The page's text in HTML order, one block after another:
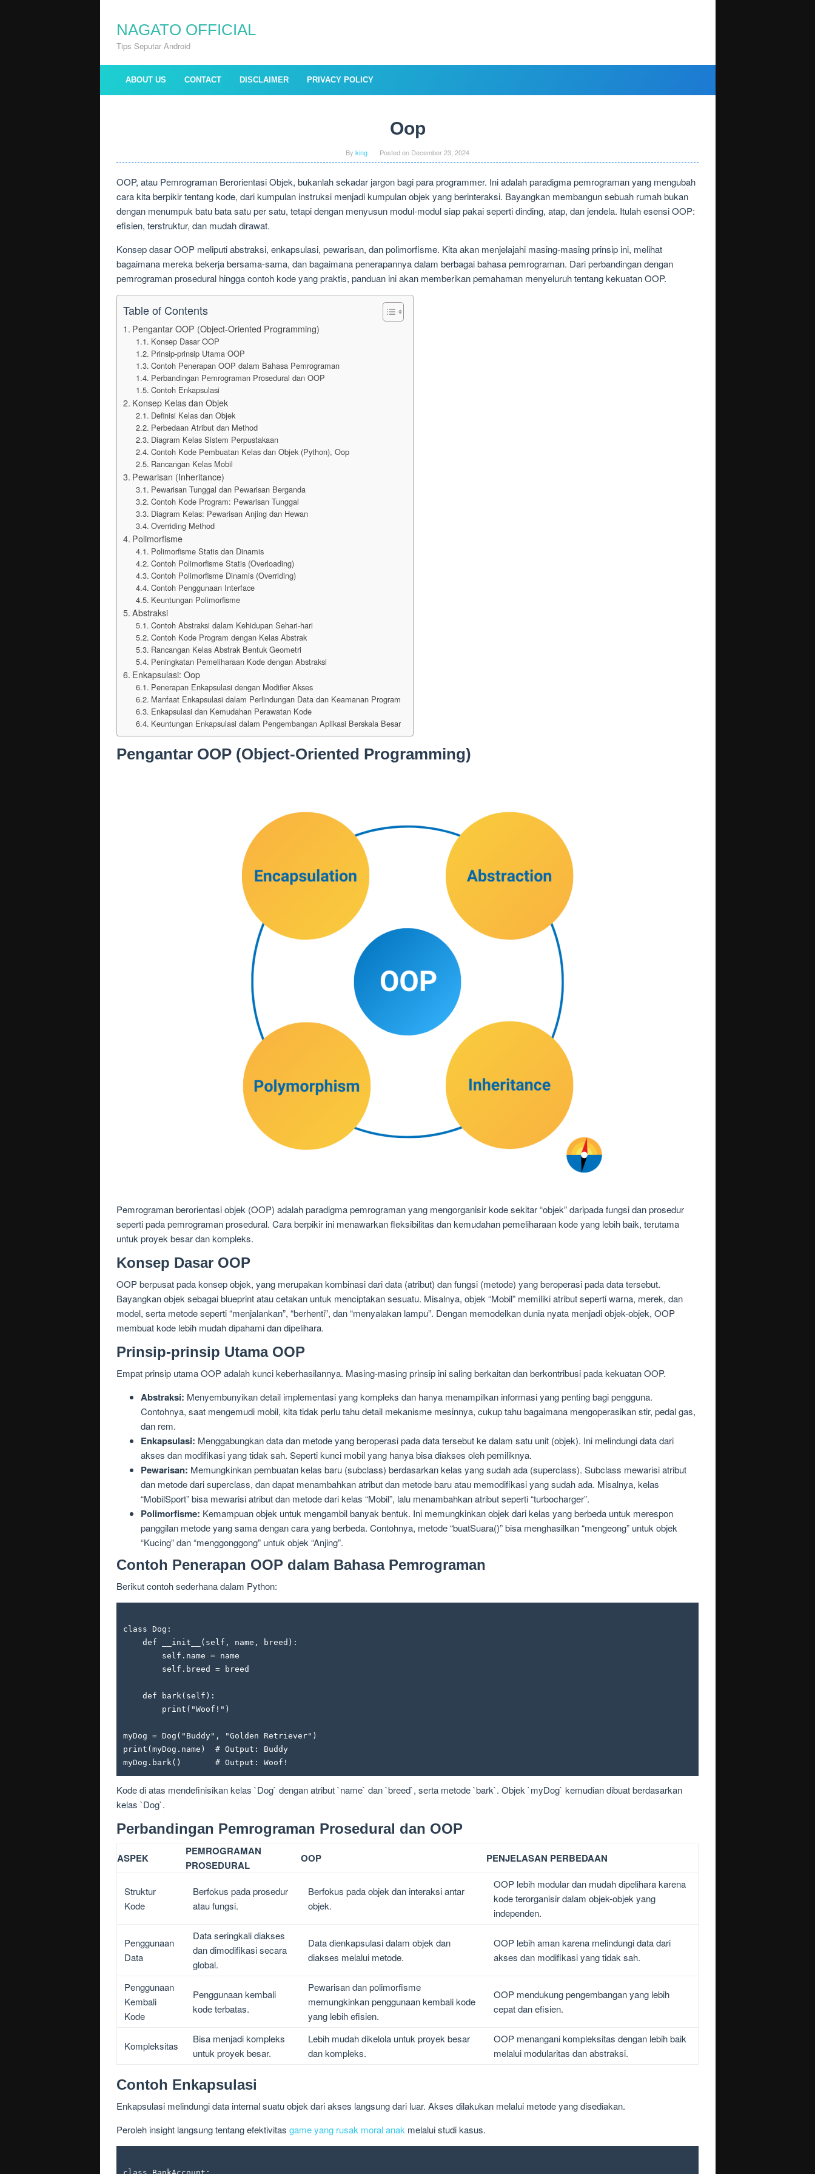
contentNAGATO OFFICIAL
Tips Seputar Android
ABOUT US CONTACT DISCLAIMER PRIVACY POLICY
Oop
By king Posted on December 23, 2024
OOP, atau Pemrograman Berorientasi Objek, bukanlah sekadar jargon bagi para programmer. Ini adalah paradigma pemrograman yang mengubah
cara kita berpikir tentang kode, dari kumpulan instruksi menjadi kumpulan objek yang berinteraksi. Bayangkan membangun sebuah rumah bukan
dengan menumpuk batu bata satu per satu, tetapi dengan menyusun modul-modul siap pakai seperti dinding, atap, dan jendela. Itulah esensi OOP:
efisien, terstruktur, dan mudah dirawat.
Konsep dasar OOP meliputi abstraksi, enkapsulasi, pewarisan, dan polimorfisme. Kita akan menjelajahi masing-masing prinsip ini, melihat
bagaimana mereka bekerja bersama-sama, dan bagaimana penerapannya dalam berbagai bahasa pemrograman. Dari perbandingan dengan
pemrograman prosedural hingga contoh kode yang praktis, panduan ini akan memberikan pemahaman menyeluruh tentang kekuatan OOP.
Table of Contents
Pengantar OOP (Object-Oriented Programming)
Konsep Dasar OOP
Prinsip-prinsip Utama OOP
Contoh Penerapan OOP dalam Bahasa Pemrograman
Perbandingan Pemrograman Prosedural dan OOP
Contoh Enkapsulasi
Konsep Kelas dan Objek
Definisi Kelas dan Objek
Perbedaan Atribut dan Method
Diagram Kelas Sistem Perpustakaan
Contoh Kode Pembuatan Kelas dan Objek (Python), Oop
Rancangan Kelas Mobil
Pewarisan (Inheritance)
Pewarisan Tunggal dan Pewarisan Berganda
Contoh Kode Program: Pewarisan Tunggal
Diagram Kelas: Pewarisan Anjing dan Hewan
Overriding Method
Polimorfisme
Polimorfisme Statis dan Dinamis
Contoh Polimorfisme Statis (Overloading)
Contoh Polimorfisme Dinamis (Overriding)
Contoh Penggunaan Interface
Keuntungan Polimorfisme
Abstraksi
Contoh Abstraksi dalam Kehidupan Sehari-hari
Contoh Kode Program dengan Kelas Abstrak
Rancangan Kelas Abstrak Bentuk Geometri
Peningkatan Pemeliharaan Kode dengan Abstraksi
Enkapsulasi: Oop
Penerapan Enkapsulasi dengan Modifier Akses
Manfaat Enkapsulasi dalam Perlindungan Data dan Keamanan Program
Enkapsulasi dan Kemudahan Perawatan Kode
Keuntungan Enkapsulasi dalam Pengembangan Aplikasi Berskala Besar
Pengantar OOP (Object-Oriented Programming)
Pemrograman berorientasi objek (OOP) adalah paradigma pemrograman yang mengorganisir kode sekitar “objek” daripada fungsi dan prosedur
seperti pada pemrograman prosedural. Cara berpikir ini menawarkan fleksibilitas dan kemudahan pemeliharaan kode yang lebih baik, terutama
untuk proyek besar dan kompleks.
Konsep Dasar OOP
OOP berpusat pada konsep objek, yang merupakan kombinasi dari data (atribut) dan fungsi (metode) yang beroperasi pada data tersebut.
Bayangkan objek sebagai blueprint atau cetakan untuk menciptakan sesuatu. Misalnya, objek “Mobil” memiliki atribut seperti warna, merek, dan
model, serta metode seperti “menjalankan”, “berhenti”, dan “menyalakan lampu”. Dengan memodelkan dunia nyata menjadi objek-objek, OOP
membuat kode lebih mudah dipahami dan dipelihara.
Prinsip-prinsip Utama OOP
Empat prinsip utama OOP adalah kunci keberhasilannya. Masing-masing prinsip ini saling berkaitan dan berkontribusi pada kekuatan OOP.
Abstraksi: Menyembunyikan detail implementasi yang kompleks dan hanya menampilkan informasi yang penting bagi pengguna.
Contohnya, saat mengemudi mobil, kita tidak perlu tahu detail mekanisme mesinnya, cukup tahu bagaimana mengoperasikan stir, pedal gas,
dan rem.
Enkapsulasi: Menggabungkan data dan metode yang beroperasi pada data tersebut ke dalam satu unit (objek). Ini melindungi data dari
akses dan modifikasi yang tidak sah. Seperti kunci mobil yang hanya bisa diakses oleh pemiliknya.
Pewarisan: Memungkinkan pembuatan kelas baru (subclass) berdasarkan kelas yang sudah ada (superclass). Subclass mewarisi atribut
dan metode dari superclass, dan dapat menambahkan atribut dan metode baru atau memodifikasi yang sudah ada. Misalnya, kelas
“MobilSport” bisa mewarisi atribut dan metode dari kelas “Mobil”, lalu menambahkan atribut seperti “turbocharger”.
Polimorfisme: Kemampuan objek untuk mengambil banyak bentuk. Ini memungkinkan objek dari kelas yang berbeda untuk merespon
panggilan metode yang sama dengan cara yang berbeda. Contohnya, metode “buatSuara()” bisa menghasilkan “mengeong” untuk objek
“Kucing” dan “menggonggong” untuk objek “Anjing”.
Contoh Penerapan OOP dalam Bahasa Pemrograman
Berikut contoh sederhana dalam Python:
class Dog:
myDog = Dog("Buddy", "Golden Retriever")
print(myDog.name)  # Output: Buddy
Kode di atas mendefinisikan kelas `Dog` dengan atribut `name` dan `breed`, serta metode `bark`. Objek `myDog` kemudian dibuat berdasarkan
kelas `Dog`.
Perbandingan Pemrograman Prosedural dan OOP
ASPEK
PEMROGRAMAN
PROSEDURAL
OOP PENJELASAN PERBEDAAN
Struktur
Kode
Berfokus pada prosedur
atau fungsi.
Berfokus pada objek dan interaksi antar
objek.
OOP lebih modular dan mudah dipelihara karena
kode terorganisir dalam objek-objek yang
independen.
Penggunaan
Data
Data seringkali diakses
dan dimodifikasi secara
global.
Data dienkapsulasi dalam objek dan
diakses melalui metode.
OOP lebih aman karena melindungi data dari
akses dan modifikasi yang tidak sah.
Penggunaan
Kembali
Kode
Penggunaan kembali
kode terbatas.
Pewarisan dan polimorfisme
memungkinkan penggunaan kembali kode
yang lebih efisien.
OOP mendukung pengembangan yang lebih
cepat dan efisien.
Kompleksitas
Bisa menjadi kompleks
untuk proyek besar.
Lebih mudah dikelola untuk proyek besar
dan kompleks.
OOP menangani kompleksitas dengan lebih baik
melalui modularitas dan abstraksi.
Contoh Enkapsulasi
Enkapsulasi melindungi data internal suatu objek dari akses langsung dari luar. Akses dilakukan melalui metode yang disediakan.
Peroleh insight langsung tentang efektivitas game yang rusak moral anak melalui studi kasus.